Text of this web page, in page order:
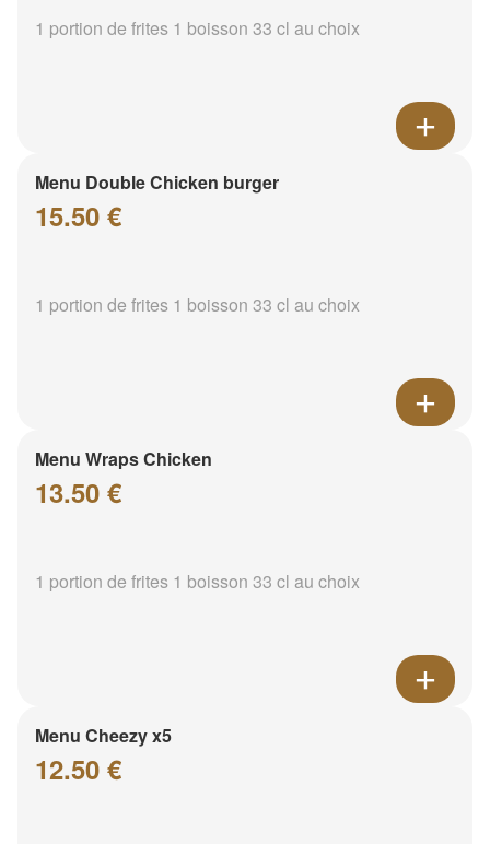
1 portion de frites 1 boisson 33 cl au choix
Menu Double Chicken burger
15.50 €
1 portion de frites 1 boisson 33 cl au choix
Menu Wraps Chicken
13.50 €
1 portion de frites 1 boisson 33 cl au choix
Menu Cheezy x5
12.50 €